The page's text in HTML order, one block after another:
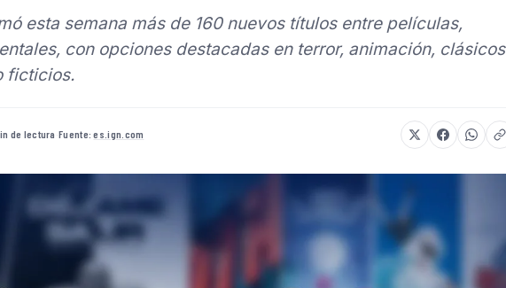
esta semana más de 160 nuevos títulos entre películas,
con opciones destacadas en terror, animación, clásicos
ficticios.
de lectura ·Fuente:es.ign.com